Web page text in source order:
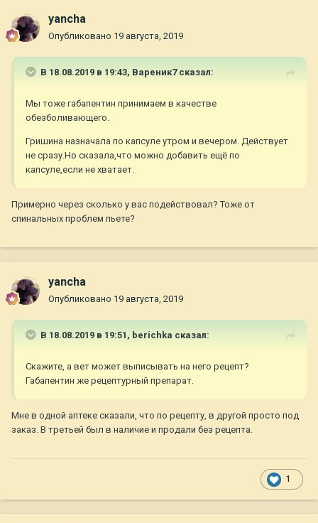
yancha
Опубликовано 19 августа, 2019
В 18.08.2019 в 19:43, Вареник7сказал:
Мы тоже габапентин принимаем в качестве
обезболивающего.
Гришина назначала по капсуле утром и вечером. Действует
не сразу.Но сказала,что можно добавить ещё по
капсуле,если не хватает.
Примерно через сколько у вас подействовал? Тоже от
спинальных проблем пьете?
yancha
Опубликовано 19 августа, 2019
В 18.08.2019 в 19:51, berichka сказал:
Скажите, а вет может выписывать на него рецепт?
Габапентин же рецептурный препарат.
Мне в одной аптеке сказали, что по рецепту, в другой просто под
заказ. В третьей был в наличие и продали без рецепта.
1